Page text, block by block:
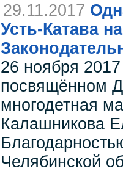
29.11.2017
Усть-Катава
26 ноября
посвящённом
многодетная
Калашникова
Челябинской